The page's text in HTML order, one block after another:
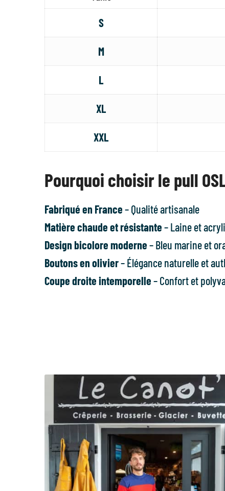
S
M
L
XL
XXL
Pourquoi choisir le pull
Fabriqué en France– Qualité artisanale
Matière chaude et résistante– Laine et
Design bicolore moderne– Bleu marine et
Boutons en olivier– Élégance naturelle et
Coupe droite intemporelle– Confort et